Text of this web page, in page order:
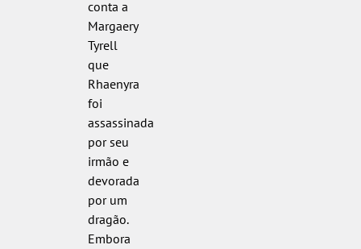
conta a
Margaery
Tyrell
que
Rhaenyra
foi
assassinada
por seu
irmão e
devorada
por um
dragão.
Embora